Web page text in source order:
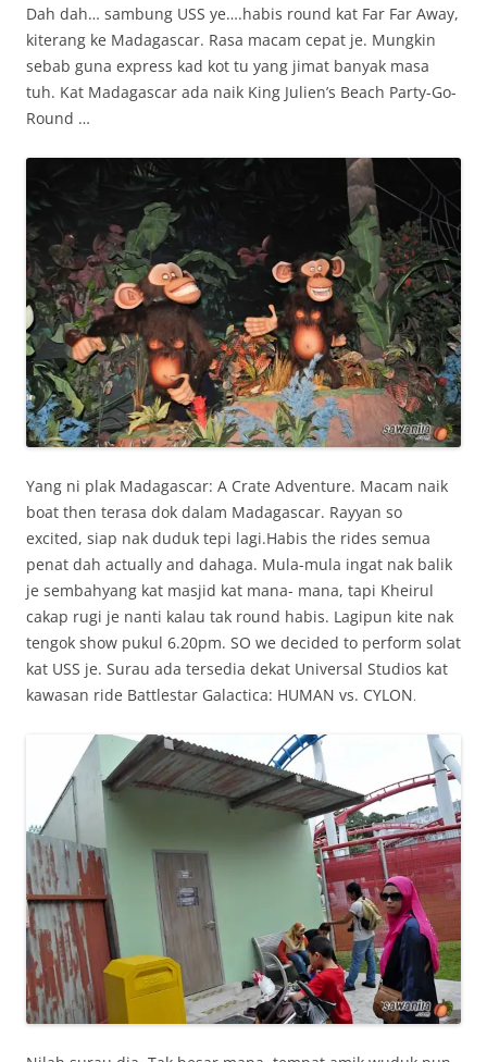
Dah dah… sambung USS ye….habis round kat Far Far Away,
kiterang ke Madagascar. Rasa macam cepat je. Mungkin
sebab guna express kad kot tu yang jimat banyak masa
tuh. Kat Madagascar ada naik King Julien’s Beach Party-Go-
Round …
Yang ni plak Madagascar: A Crate Adventure. Macam naik
boat then terasa dok dalam Madagascar. Rayyan so
excited, siap nak duduk tepi lagi.Habis the rides semua
penat dah actually and dahaga. Mula-mula ingat nak balik
je sembahyang kat masjid kat mana- mana, tapi Kheirul
cakap rugi je nanti kalau tak round habis. Lagipun kite nak
tengok show pukul 6.20pm. SO we decided to perform solat
kat USS je. Surau ada tersedia dekat Universal Studios kat
kawasan ride Battlestar Galactica: HUMAN vs. CYLON.